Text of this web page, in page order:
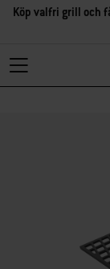
Köp valfri grill och